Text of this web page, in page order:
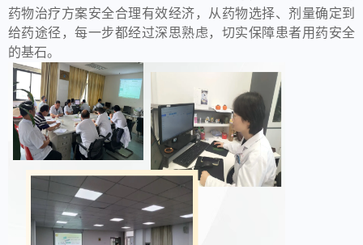
药物治疗方案安全合理有效经济，从药物选择、剂量确定到
给药途径，每一步都经过深思熟虑，切实保障患者用药安全
的基石。